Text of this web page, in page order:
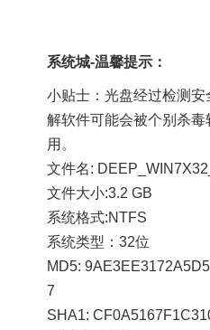
系统城-温馨提示：
小贴士：光盘经过检测
解软件可能会被个别杀
用。
文件名:
文件大小:3.2 GB
系统格式:NTFS
系统类型：32位
MD5:
7
SHA1: